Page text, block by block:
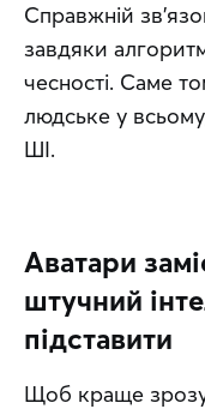
Справжній
завдяки
чесності. Саме
людське у
ШІ.
Аватари
штучний
підставити
Щоб краще